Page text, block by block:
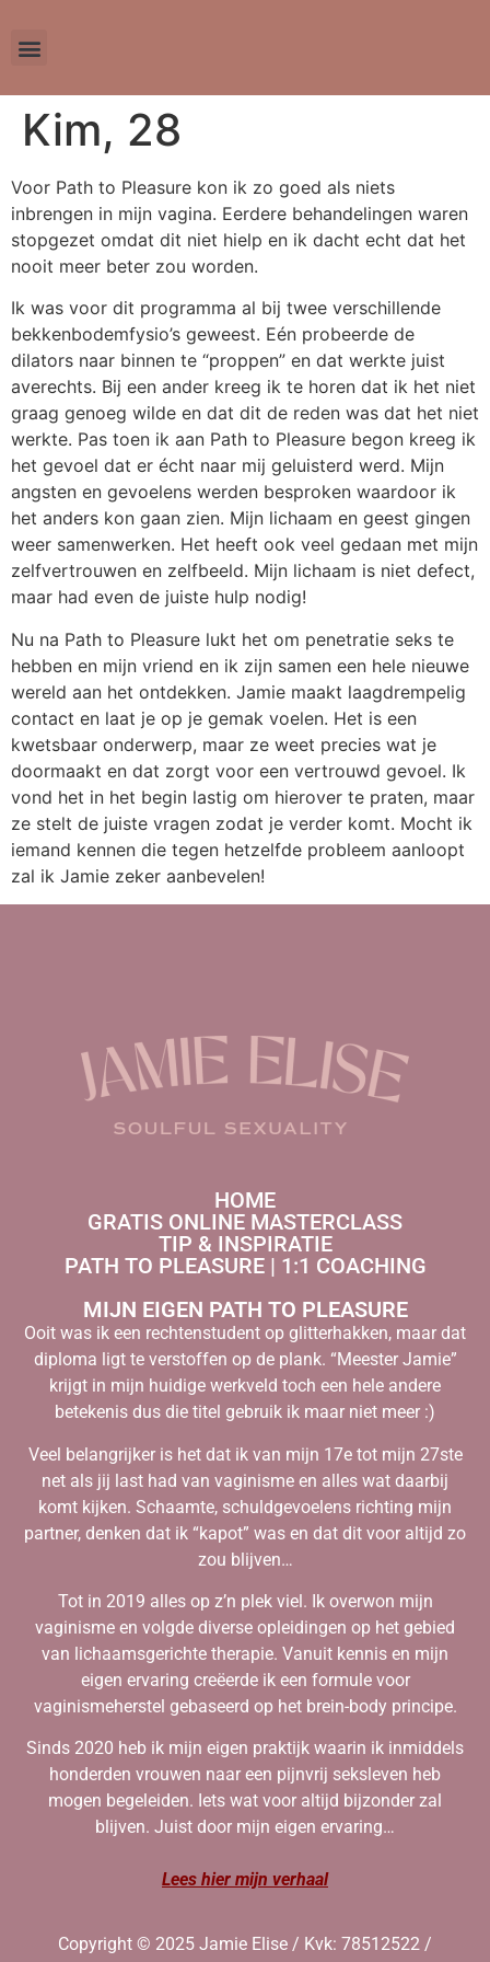
Kim, 28
Voor Path to Pleasure kon ik zo goed als niets
inbrengen in mijn vagina. Eerdere behandelingen waren
stopgezet omdat dit niet hielp en ik dacht echt dat het
nooit meer beter zou worden.
Ik was voor dit programma al bij twee verschillende
bekkenbodemfysio’s geweest. Eén probeerde de
dilators naar binnen te “proppen” en dat werkte juist
averechts. Bij een ander kreeg ik te horen dat ik het niet
graag genoeg wilde en dat dit de reden was dat het niet
werkte. Pas toen ik aan Path to Pleasure begon kreeg ik
het gevoel dat er écht naar mij geluisterd werd. Mijn
angsten en gevoelens werden besproken waardoor ik
het anders kon gaan zien. Mijn lichaam en geest gingen
weer samenwerken. Het heeft ook veel gedaan met mijn
zelfvertrouwen en zelfbeeld. Mijn lichaam is niet defect,
maar had even de juiste hulp nodig!
Nu na Path to Pleasure lukt het om penetratie seks te
hebben en mijn vriend en ik zijn samen een hele nieuwe
wereld aan het ontdekken. Jamie maakt laagdrempelig
contact en laat je op je gemak voelen. Het is een
kwetsbaar onderwerp, maar ze weet precies wat je
doormaakt en dat zorgt voor een vertrouwd gevoel. Ik
vond het in het begin lastig om hierover te praten, maar
ze stelt de juiste vragen zodat je verder komt. Mocht ik
iemand kennen die tegen hetzelfde probleem aanloopt
zal ik Jamie zeker aanbevelen!
HOME
GRATIS ONLINE MASTERCLASS
TIP & INSPIRATIE
PATH TO PLEASURE | 1:1 COACHING
MIJN EIGEN PATH TO PLEASURE
Ooit was ik een rechtenstudent op glitterhakken, maar dat
diploma ligt te verstoffen op de plank. “Meester Jamie”
krijgt in mijn huidige werkveld toch een hele andere
betekenis dus die titel gebruik ik maar niet meer :)
Veel belangrijker is het dat ik van mijn 17e tot mijn 27ste
net als jij last had van vaginisme en alles wat daarbij
komt kijken. Schaamte, schuldgevoelens richting mijn
partner, denken dat ik “kapot” was en dat dit voor altijd zo
zou blijven…
Tot in 2019 alles op z’n plek viel. Ik overwon mijn
vaginisme en volgde diverse opleidingen op het gebied
van lichaamsgerichte therapie. Vanuit kennis en mijn
eigen ervaring creëerde ik een formule voor
vaginismeherstel gebaseerd op het brein-body principe.
Sinds 2020 heb ik mijn eigen praktijk waarin ik inmiddels
honderden vrouwen naar een pijnvrij seksleven heb
mogen begeleiden. Iets wat voor altijd bijzonder zal
blijven. Juist door mijn eigen ervaring…
Lees hier mijn verhaal
Copyright © 2025 Jamie Elise / Kvk: 78512522 /